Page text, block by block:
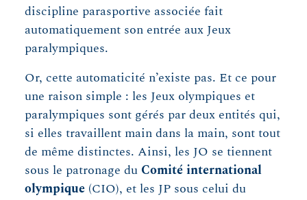
discipline parasportive associée fait
automatiquement son entrée aux Jeux
paralympiques.
Or, cette automaticité n’existe pas. Et ce pour
une raison simple : les Jeux olympiques et
paralympiques sont gérés par deux entités qui,
si elles travaillent main dans la main, sont tout
de même distinctes. Ainsi, les JO se tiennent
sous le patronage du Comité international
olympique (CIO), et les JP sous celui du